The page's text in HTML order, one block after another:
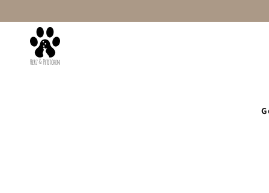
Inhalt